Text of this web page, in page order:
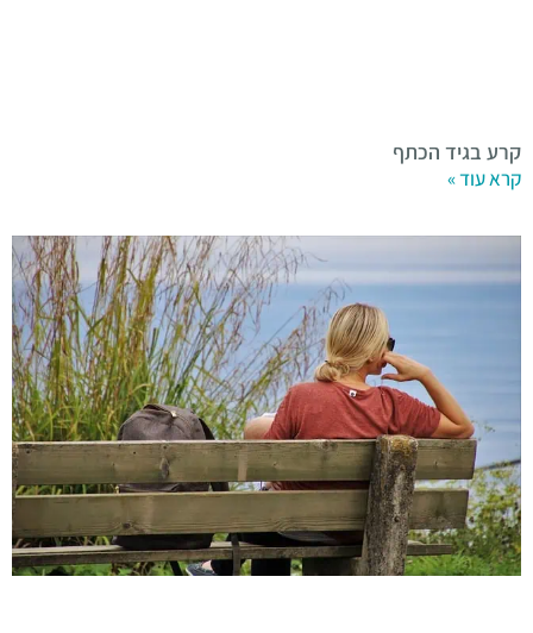
קרע בגיד הכתף
קרא עוד »